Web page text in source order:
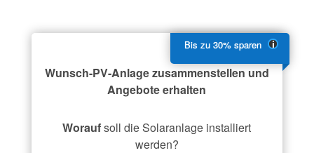
Wunsch-PV-Anlage zusammenstellen und
Angebote erhalten
Woraufsoll die Solaranlage installiert
werden?